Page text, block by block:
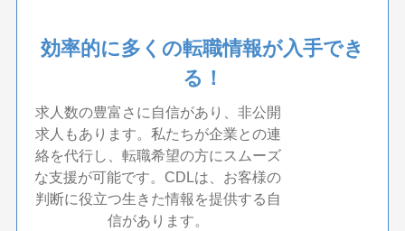
効率的に多くの転職情報が入手でき
る！
求人数の豊富さに自信があり、非公開
求人もあります。私たちが企業との連
絡を代行し、転職希望の方にスムーズ
な支援が可能です。CDLは、お客様の
判断に役立つ生きた情報を提供する自
信があります。